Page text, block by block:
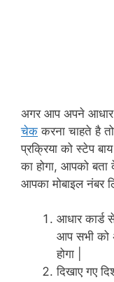
अगर आप अपने
चेक करना चाहते है
प्रक्रिया को स्टेप
का होगा, आपको
आपका मोबाइल नंबर
आधार
आप सभी को
होगा |
दिखाए गए